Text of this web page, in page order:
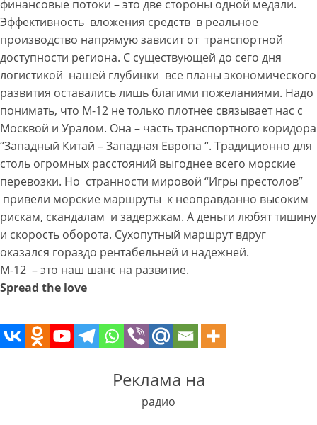
финансовые потоки – это две стороны одной медали.
Эффективность вложения средств в реальное
производство напрямую зависит от транспортной
доступности региона. С существующей до сего дня
логистикой нашей глубинки все планы экономического
развития оставались лишь благими пожеланиями. Надо
понимать, что М-12 не только плотнее связывает нас с
Москвой и Уралом. Она – часть транспортного коридора
“Западный Китай – Западная Европа “. Традиционно для
столь огромных расстояний выгоднее всего морские
перевозки. Но странности мировой “Игры престолов”
привели морские маршруты к неоправданно высоким
рискам, скандалам и задержкам. А деньги любят тишину
и скорость оборота. Сухопутный маршрут вдруг
оказался гораздо рентабельней и надежней.
М-12 – это наш шанс на развитие.
Spread the love
Реклама на
радио